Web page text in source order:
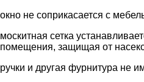
окно не соприкасается с
москитная сетка
помещения, защищая от
ручки и другая фурнитура не